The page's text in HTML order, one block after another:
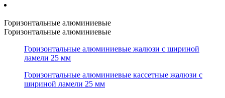
Горизонтальные алюминиевые
Горизонтальные алюминиевые
Горизонтальные алюминиевые жалюзи с шириной
ламели 25 мм
Горизонтальные алюминиевые кассетные жалюзи с
шириной ламели 25 мм